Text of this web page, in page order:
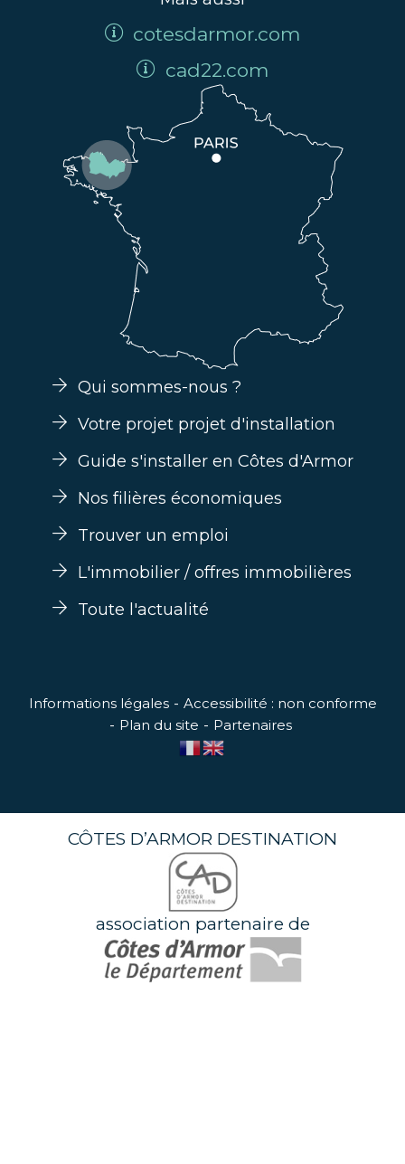
cotesdarmor.com
cad22.com
Qui sommes-nous ?
Votre projet projet d'installation
Guide s'installer en Côtes d'Armor
Nos filières économiques
Trouver un emploi
L'immobilier / offres immobilières
Toute l'actualité
Informations légales
Accessibilité : non conforme
Plan du site
Partenaires
CÔTES D’ARMOR DESTINATION
association partenaire de